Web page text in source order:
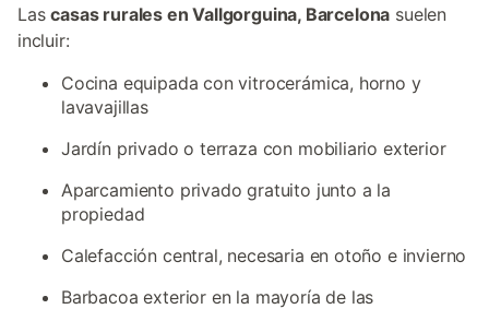
Lascasas rurales en Vallgorguina, Barcelona suelen
incluir:
Cocina equipada con vitrocerámica, horno y
lavavajillas
Jardín privado o terraza con mobiliario exterior
Aparcamiento privado gratuito junto a la
propiedad
Calefacción central, necesaria en otoño e invierno
Barbacoa exterior en la mayoría de las